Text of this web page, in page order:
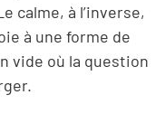
calme, à l’inverse,
à une forme de
vide où la question